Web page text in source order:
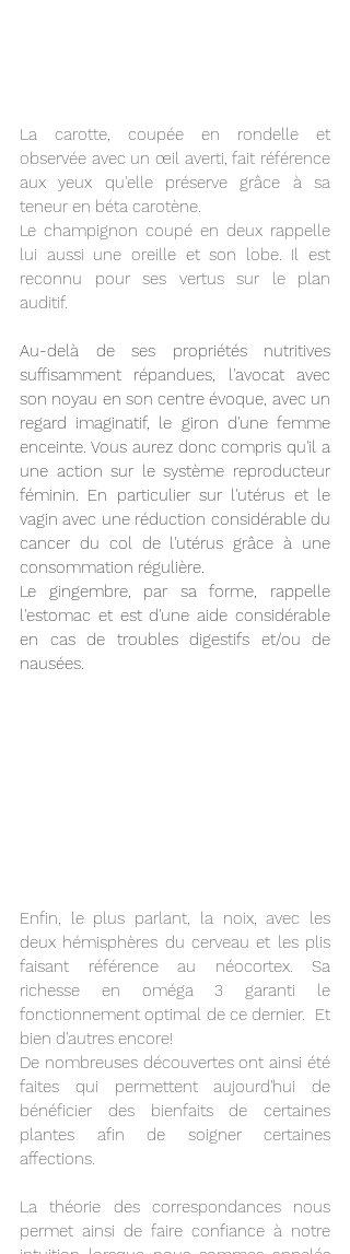
La carotte, coupée en rondelle et
observée avec un œil averti, fait référence
aux yeux qu'elle préserve grâce à sa
teneur en béta carotène.
Le champignon coupé en deux rappelle
lui aussi une oreille et son lobe. Il est
reconnu pour ses vertus sur le plan
auditif.
Au-delà de ses propriétés nutritives
suffisamment répandues, l'avocat avec
son noyau en son centre évoque, avec un
regard imaginatif, le giron d'une femme
enceinte. Vous aurez donc compris qu'il a
une action sur le système reproducteur
féminin. En particulier sur l'utérus et le
vagin avec une réduction considérable du
cancer du col de l'utérus grâce à une
consommation régulière.
Le gingembre, par sa forme, rappelle
l'estomac et est d'une aide considérable
en cas de troubles digestifs et/ou de
nausées.
Enfin, le plus parlant, la noix, avec les
deux hémisphères du cerveau et les plis
faisant référence au néocortex. Sa
richesse en oméga 3 garanti le
fonctionnement optimal de ce dernier.  Et
bien d'autres encore!
De nombreuses découvertes ont ainsi été
faites qui permettent aujourd'hui de
bénéficier des bienfaits de certaines
plantes afin de soigner certaines
affections.
La théorie des correspondances nous
permet ainsi de faire confiance à notre